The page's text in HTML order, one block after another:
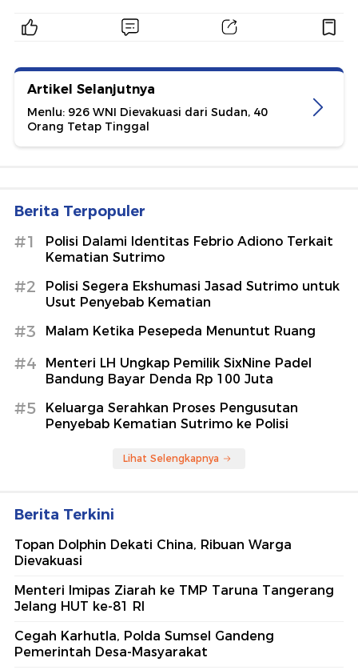
Artikel Selanjutnya
Menlu: 926 WNI Dievakuasi dari Sudan, 40
Orang Tetap Tinggal
Berita Terpopuler
#1
Polisi Dalami Identitas Febrio Adiono Terkait
Kematian Sutrimo
#2
Polisi Segera Ekshumasi Jasad Sutrimo untuk
Usut Penyebab Kematian
#3 Malam Ketika Pesepeda Menuntut Ruang
#4
Menteri LH Ungkap Pemilik SixNine Padel
Bandung Bayar Denda Rp 100 Juta
#5
Keluarga Serahkan Proses Pengusutan
Penyebab Kematian Sutrimo ke Polisi
Lihat Selengkapnya
Berita Terkini
Topan Dolphin Dekati China, Ribuan Warga
Dievakuasi
Menteri Imipas Ziarah ke TMP Taruna Tangerang
Jelang HUT ke-81 RI
Cegah Karhutla, Polda Sumsel Gandeng
Pemerintah Desa-Masyarakat